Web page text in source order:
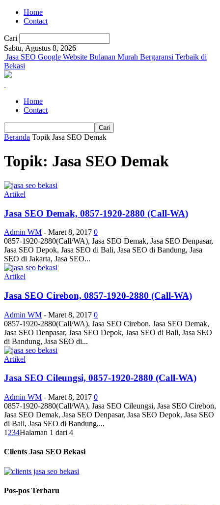
Home
Contact
Cari
Sabtu, Agustus 8, 2026
Jasa SEO Google Website Bulanan Murah Bergaransi Terbaik di
Bekasi
Home
Contact
Beranda Topik Jasa SEO Demak
Topik: Jasa SEO Demak
Artikel
Jasa SEO Demak, 0857-1920-2880 (Call-WA)
Admin WM - Maret 8, 2017 0
0857-1920-2880(Call/WA), Jasa SEO Demak, Jasa SEO Denpasar,
Jasa SEO Depok, Jasa SEO di Bali, Jasa SEO di Bandung, Jasa
SEO di Jakarta, Jasa SEO...
Artikel
Jasa SEO Cirebon, 0857-1920-2880 (Call-WA)
Admin WM - Maret 8, 2017 0
0857-1920-2880(Call/WA), Jasa SEO Cirebon, Jasa SEO Demak,
Jasa SEO Denpasar, Jasa SEO Depok, Jasa SEO di Bali, Jasa SEO
di Bandung, Jasa SEO di...
Artikel
Jasa SEO Cileungsi, 0857-1920-2880 (Call-WA)
Admin WM - Maret 8, 2017 0
0857-1920-2880(Call/WA), Jasa SEO Cileungsi, Jasa SEO Cirebon,
Jasa SEO Demak, Jasa SEO Denpasar, Jasa SEO Depok, Jasa SEO
di Bali, Jasa SEO di Bandung,...
1 234Halaman 1 dari 4
Clients Jasa SEO Bekasi
Pos-pos Terbaru